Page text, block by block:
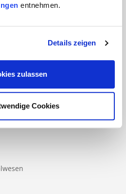
entnehmen.
Details zeigen
zulassen
Cookies